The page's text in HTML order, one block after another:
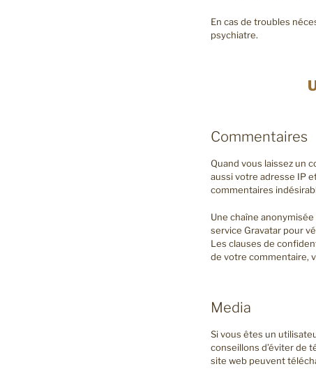
En cas de troubles
psychiatre.
Commentaires
Quand vous laissez un
aussi votre adresse IP
commentaires
Une chaîne
service Gravatar pour
Les clauses de
de votre commentaire,
Media
Si vous êtes un
conseillons d’éviter de
site web peuvent